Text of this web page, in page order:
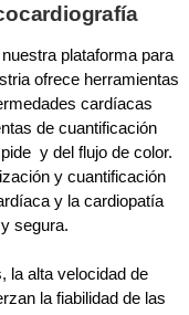
plataforma para
ofrece herramientas
cardíacas
de cuantificación
y del flujo de color.
y cuantificación
y la cardiopatía
segura.
la alta velocidad de
la fiabilidad de las